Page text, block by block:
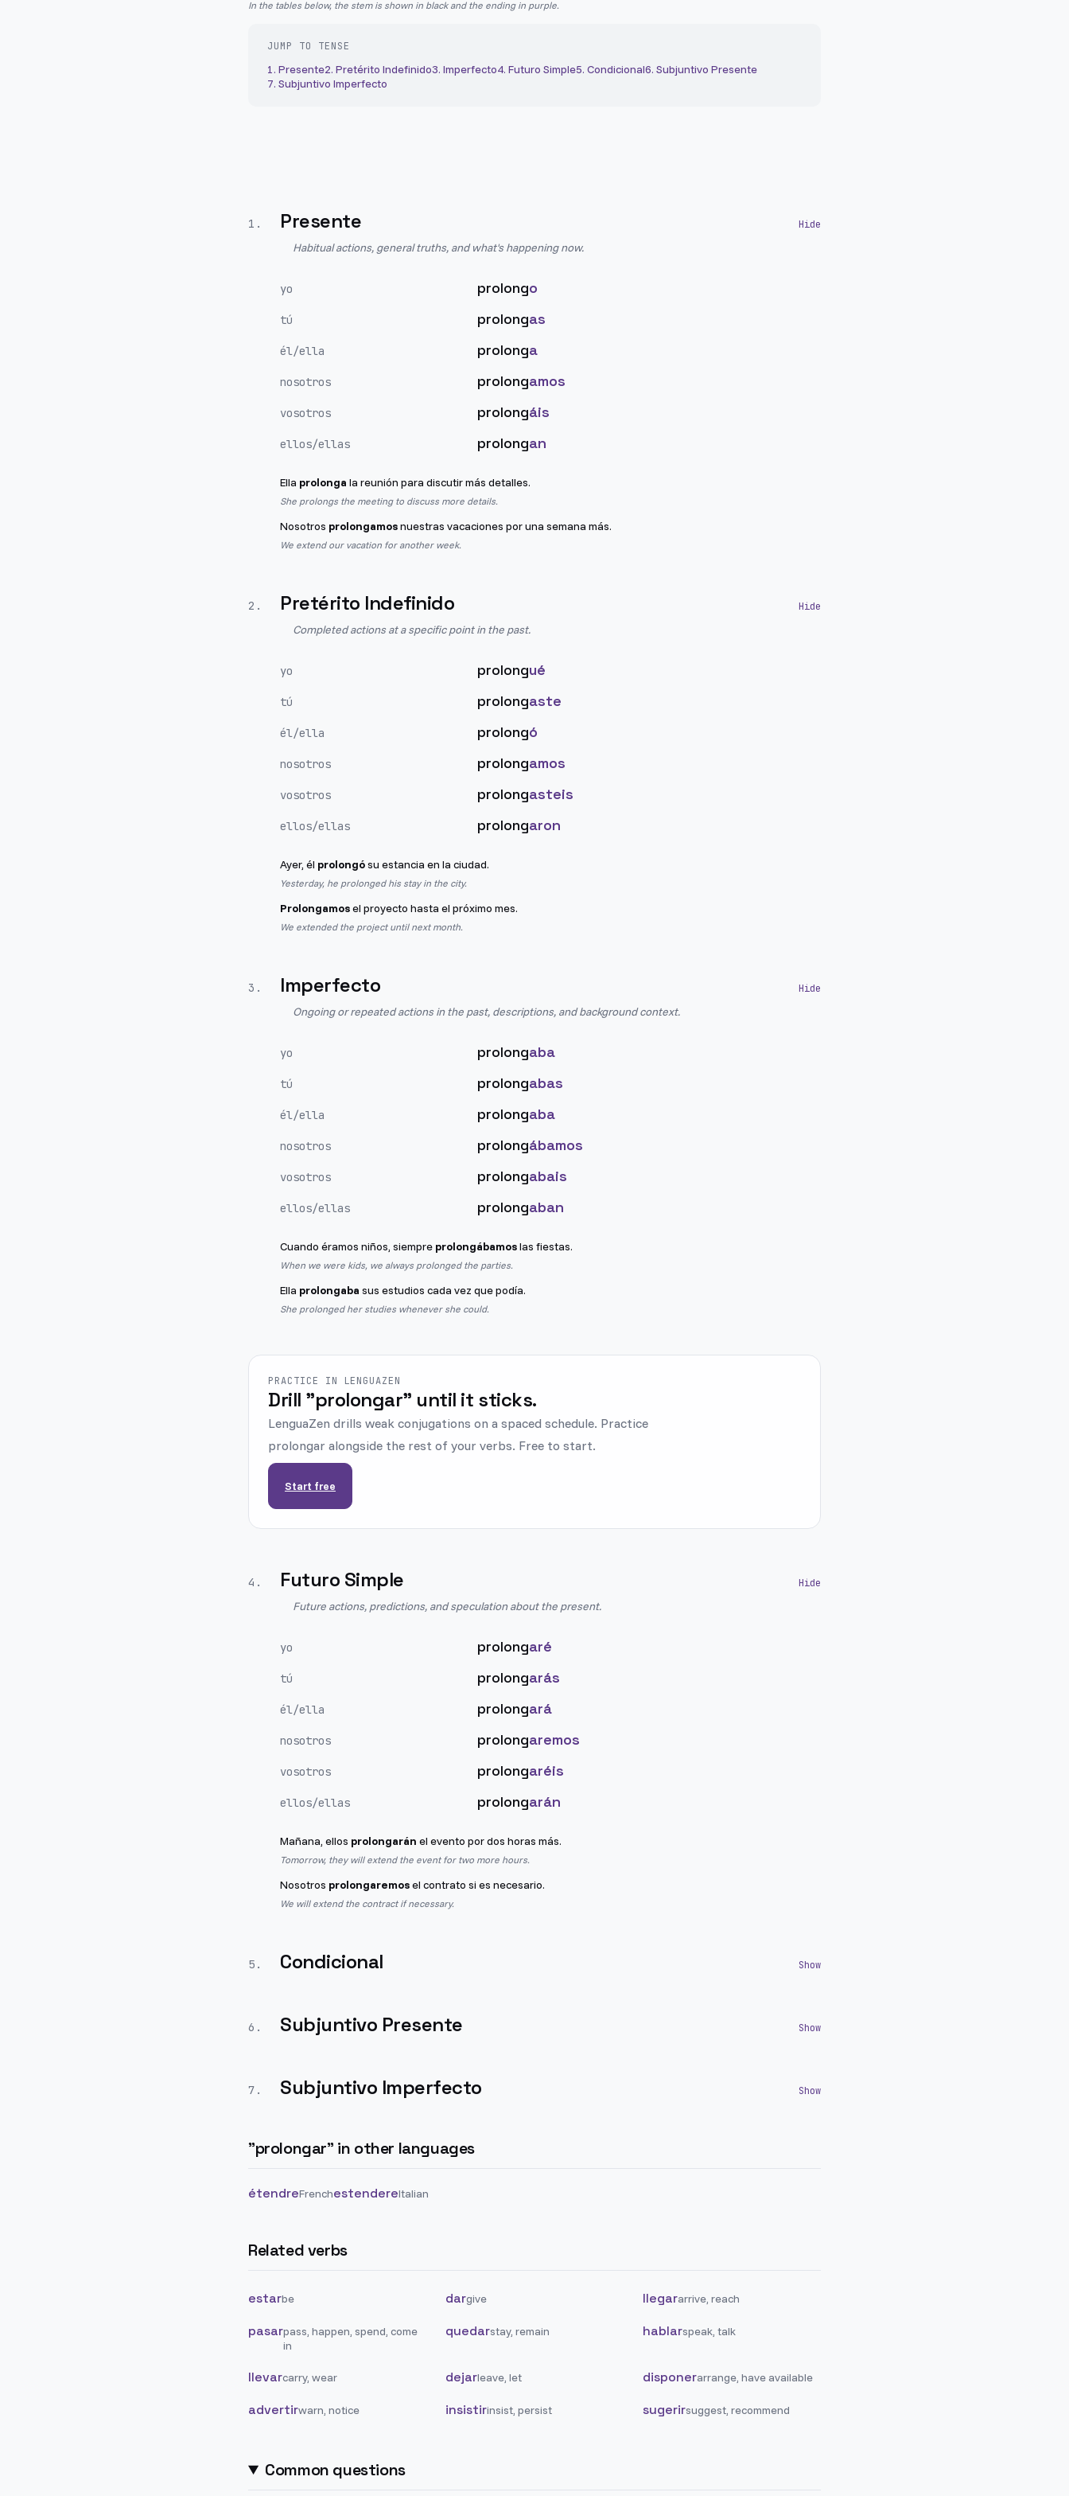
In the tables below, the stem is shown in black and the ending in purple.
JUMP TO TENSE
1. Presente2. Pretérito Indefinido3. Imperfecto4. Futuro Simple5. Condicional6. Subjuntivo Presente
7. Subjuntivo Imperfecto
1 . Presente
Habitual actions, general truths, and what's happening now.
yo prolongo
tú prolongas
él/ella prolonga
nosotros prolongamos
vosotros prolongáis
ellos/ellas prolongan
Ella prolonga la reunión para discutir más detalles.
She prolongs the meeting to discuss more details.
Nosotros prolongamosnuestras vacaciones por una semana más.
We extend our vacation for another week.
2 . Pretérito Indefinido
Completed actions at a specific point in the past.
yo prolongué
tú prolongaste
él/ella prolongó
nosotros prolongamos
vosotros prolongasteis
ellos/ellas prolongaron
Ayer, él prolongósu estancia en la ciudad.
Yesterday, he prolonged his stay in the city.
Prolongamosel proyecto hasta el próximo mes.
We extended the project until next month.
3 . Imperfecto
Ongoing or repeated actions in the past, descriptions, and background context.
yo prolongaba
tú prolongabas
él/ella prolongaba
nosotros prolongábamos
vosotros prolongabais
ellos/ellas prolongaban
Cuando éramos niños, siempre prolongábamoslas fiestas.
When we were kids, we always prolonged the parties.
Ella prolongaba sus estudios cada vez que podía.
She prolonged her studies whenever she could.
PRACTICE IN LENGUAZEN
Drill "prolongar" until it sticks.
LenguaZen drills weak conjugations on a spaced schedule. Practice
prolongar alongside the rest of your verbs. Free to start.
Start free
4 . Futuro Simple
Future actions, predictions, and speculation about the present.
yo prolongaré
tú prolongarás
él/ella prolongará
nosotros prolongaremos
vosotros prolongaréis
ellos/ellas prolongarán
Mañana, ellos prolongarán el evento por dos horas más.
Tomorrow, they will extend the event for two more hours.
Nosotros prolongaremosel contrato si es necesario.
We will extend the contract if necessary.
5 . Condicional
6 . Subjuntivo Presente
7 . Subjuntivo Imperfecto
"prolongar" in other languages
étendreFrenchestendereItalian
Related verbs
estarbe dargive llegararrive, reach
pasarpass, happen, spend, come
in
quedarstay, remain hablarspeak, talk
llevarcarry, wear dejarleave, let disponerarrange, have available
advertirwarn, notice insistirinsist, persist sugerirsuggest, recommend
Common questions